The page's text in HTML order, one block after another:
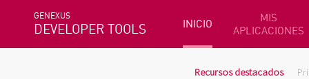
GENEXUS
DEVELOPER TOOLS INICIO
MIS
APLICACIONES
Recursos destacados